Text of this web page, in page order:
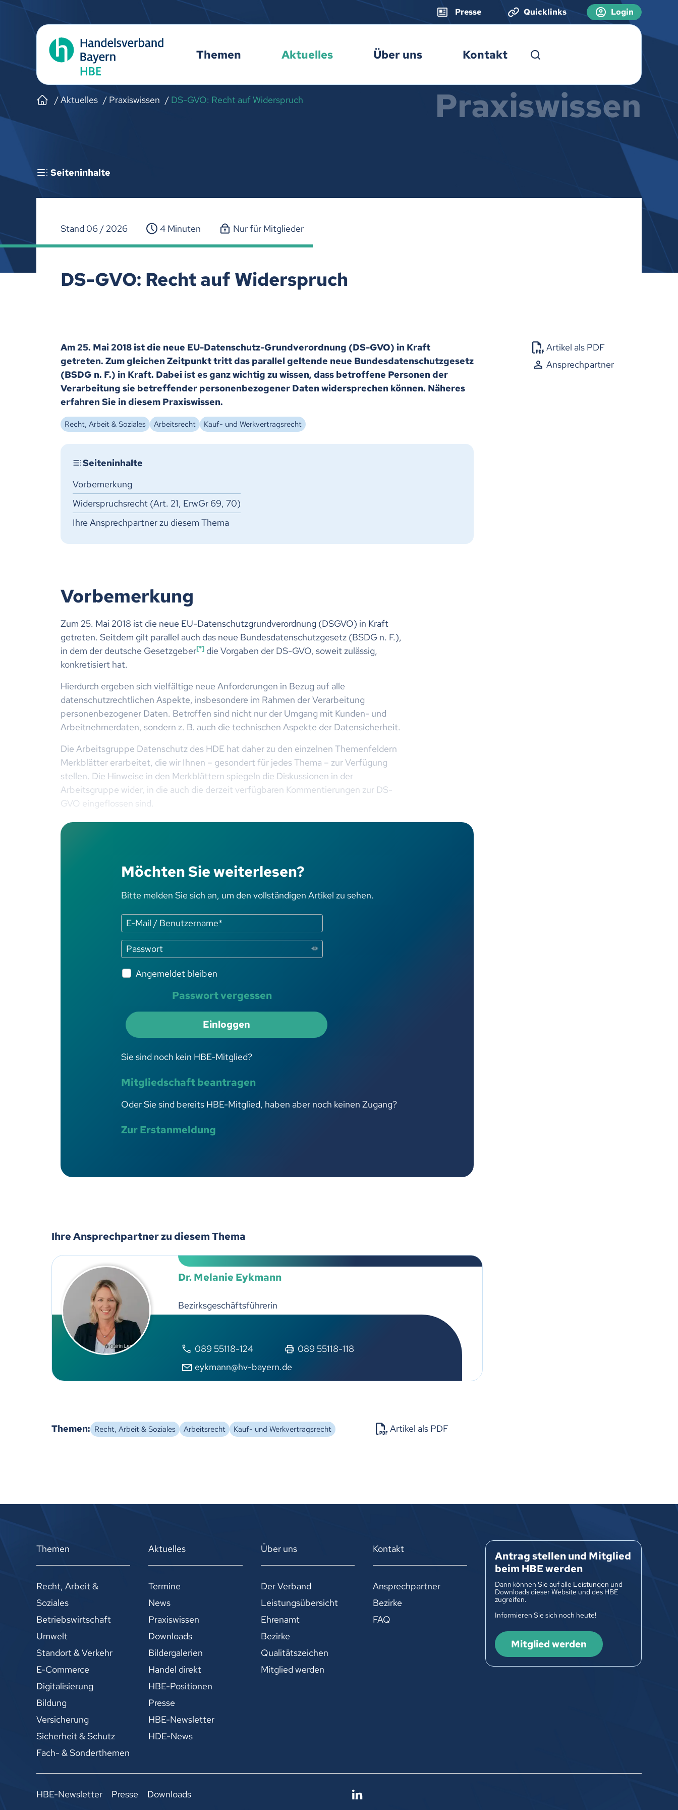
Presse Quicklinks Login
Themen Aktuelles Über uns Kontakt
Aktuelles Praxiswissen DS-GVO: Recht auf Widerspruch Praxiswissen
Seiteninhalte
Stand 06 / 2026 4 Minuten Nur für Mitglieder
DS-GVO: Recht auf Widerspruch
Am 25. Mai 2018 ist die neue EU-Datenschutz-Grundverordnung (DS-GVO) in Kraft
getreten. Zum gleichen Zeitpunkt tritt das parallel geltende neue Bundesdatenschutzgesetz
(BSDG n. F.) in Kraft. Dabei ist es ganz wichtig zu wissen, dass betroffene Personen der
Verarbeitung sie betreffender personenbezogener Daten widersprechen können. Näheres
erfahren Sie in diesem Praxiswissen.
Recht, Arbeit & Soziales Arbeitsrecht Kauf- und Werkvertragsrecht
Vorbemerkung
Widerspruchsrecht (Art. 21, ErwGr 69, 70)
Ihre Ansprechpartner zu diesem Thema
Vorbemerkung
Zum 25. Mai 2018 ist die neue EU-Datenschutzgrundverordnung (DSGVO) in Kraft
getreten. Seitdem gilt parallel auch das neue Bundesdatenschutzgesetz (BSDG n. F.),
in dem der deutsche Gesetzgeber * die Vorgaben der DS-GVO, soweit zulässig,
konkretisiert hat.
Hierdurch ergeben sich vielfältige neue Anforderungen in Bezug auf alle
datenschutzrechtlichen Aspekte, insbesondere im Rahmen der Verarbeitung
personenbezogener Daten. Betroffen sind nicht nur der Umgang mit Kunden- und
Arbeitnehmerdaten, sondern z. B. auch die technischen Aspekte der Datensicherheit.
Die Arbeitsgruppe Datenschutz des HDE hat daher zu den einzelnen Themenfeldern
Merkblätter erarbeitet, die wir Ihnen – gesondert für jedes Thema – zur Verfügung
stellen. Die Hinweise in den Merkblättern spiegeln die Diskussionen in der
Arbeitsgruppe wider, in die auch die derzeit verfügbaren Kommentierungen zur DS-
GVO eingeflossen sind.
Möchten Sie weiterlesen?
Bitte melden Sie sich an, um den vollständigen Artikel zu sehen.
Angemeldet bleiben
Passwort vergessen
Einloggen
Sie sind noch kein HBE-Mitglied?
Mitgliedschaft beantragen
Oder Sie sind bereits HBE-Mitglied, haben aber noch keinen Zugang?
Zur Erstanmeldung
Ihre Ansprechpartner zu diesem Thema
Dr. Melanie Eykmann
Bezirksgeschäftsführerin
089 55118-124
089 55118-118
ykm nn hv-b y rn d
Themen: Recht, Arbeit & Soziales Arbeitsrecht Kauf- und Werkvertragsrecht Artikel als PDF
Artikel als PDF
Ansprechpartner
Themen
Recht, Arbeit &
Soziales
Betriebswirtschaft
Umwelt
Standort & Verkehr
E-Commerce
Digitalisierung
Bildung
Versicherung
Sicherheit & Schutz
Fach- & Sonderthemen
Aktuelles
Termine
News
Praxiswissen
Downloads
Bildergalerien
Handel direkt
HBE-Positionen
Presse
HBE-Newsletter
HDE-News
Über uns
Der Verband
Leistungsübersicht
Ehrenamt
Bezirke
Qualitätszeichen
Mitglied werden
Kontakt
Ansprechpartner
Bezirke
FAQ
Antrag stellen und Mitglied
beim HBE werden
Dann können Sie auf alle Leistungen und
Downloads dieser Website und des HBE
zugreifen.
Informieren Sie sich noch heute!
Mitglied werden
HBE-Newsletter Presse Downloads